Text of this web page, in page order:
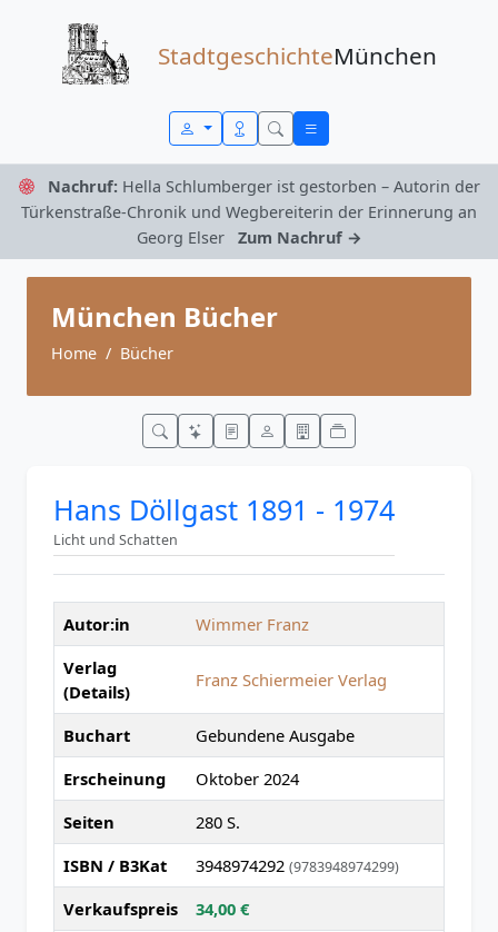
StadtgeschichteMünchen
Nachruf: Hella Schlumberger ist gestorben – Autorin der
Türkenstraße-Chronik und Wegbereiterin der Erinnerung an
Georg Elser
Zum Nachruf →
München Bücher
Home Bücher
Hans Döllgast 1891 - 1974
Licht und Schatten
Autor:in
Wimmer Franz
Verlag
(Details)
Franz Schiermeier Verlag
Buchart
Gebundene Ausgabe
Erscheinung
Oktober 2024
Seiten
280 S.
ISBN / B3Kat
3948974292 (9783948974299)
Verkaufspreis 34,00 €